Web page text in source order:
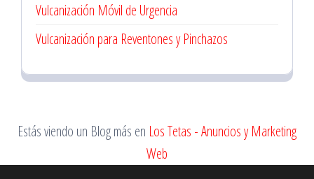
Vulcanización Móvil de Urgencia
Vulcanización para Reventones y Pinchazos
Estás viendo un Blog más en Los Tetas - Anuncios y Marketing
Web